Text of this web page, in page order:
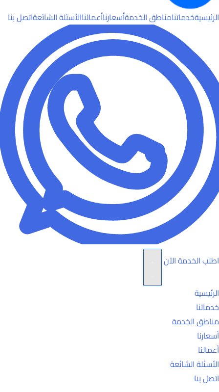
الرئيسيةخدماتنامناطق الخدمةأسعارناأعمالناالأسئلة الشائعةاتصل بنا
اطلب الخدمة الآن
الرئيسية
خدماتنا
مناطق الخدمة
أسعارنا
أعمالنا
الأسئلة الشائعة
اتصل بنا